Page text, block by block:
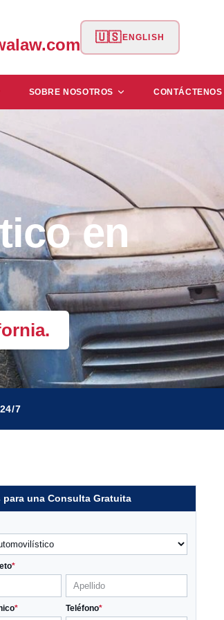
🇺🇸 ENGLISH
SOBRE NOSOTROS CONTÁCTENOS
en
7
una Consulta Gratuita
*
* Teléfono*